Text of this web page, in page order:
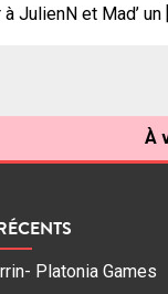
JulienN et Mad’ un
À
Platonia Games